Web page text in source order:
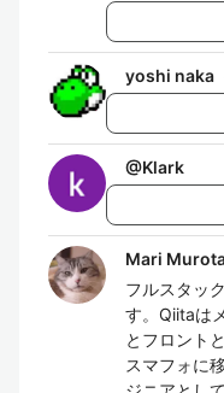
yoshi naka
@Klark
Mari
フルスタッ
す。Qiitaは
とフロント
スマフォに